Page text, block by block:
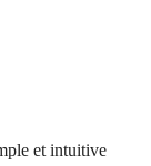
et intuitive